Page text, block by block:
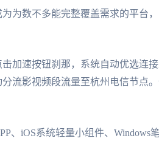
为为数不多能完整覆盖需求的平台
加速按钮刹那，系统自动优选连
流影视频段流量至杭州电信节点
、iOS系统轻量小组件、Windows